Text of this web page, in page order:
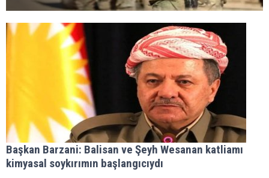
Başkan Barzani: Balisan ve Şeyh Wesanan katliamı
kimyasal soykırımın başlangıcıydı